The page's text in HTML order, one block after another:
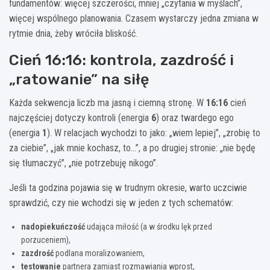
fundamentów: więcej szczerości, mniej „czytania w myślach”,
więcej wspólnego planowania. Czasem wystarczy jedna zmiana w
rytmie dnia, żeby wróciła bliskość.
Cień 16:16: kontrola, zazdrość i
„ratowanie” na siłę
Każda sekwencja liczb ma jasną i ciemną stronę. W 16:16 cień
najczęściej dotyczy kontroli (energia 6) oraz twardego ego
(energia 1). W relacjach wychodzi to jako: „wiem lepiej”, „zrobię to
za ciebie”, „jak mnie kochasz, to…”, a po drugiej stronie: „nie będę
się tłumaczyć”, „nie potrzebuję nikogo”.
Jeśli ta godzina pojawia się w trudnym okresie, warto uczciwie
sprawdzić, czy nie wchodzi się w jeden z tych schematów:
nadopiekuńczośćudająca miłość (a w środku lęk przed
porzuceniem),
zazdrośćpodlana moralizowaniem,
testowanie partnera zamiast rozmawiania wprost,